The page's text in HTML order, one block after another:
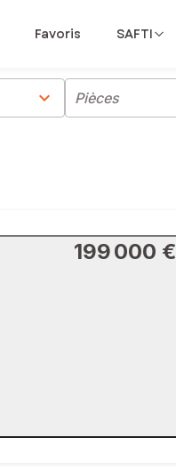
Favoris SAFTI
chevron_right Pièces
199 000 €